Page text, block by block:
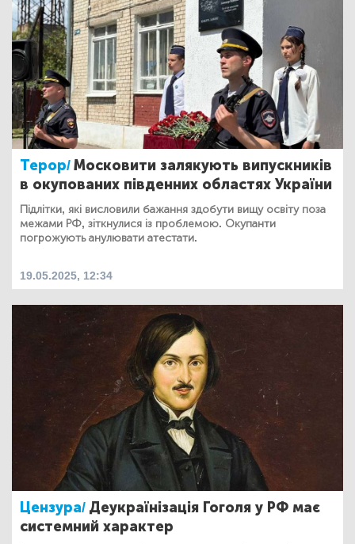
Терор/Московити залякують випускників
в окупованих південних областях України
Підлітки, які висловили бажання здобути вищу освіту поза
межами РФ, зіткнулися із проблемою. Окупанти
погрожують анулювати атестати.
19.05.2025, 12:34
Цензура/ Деукраїнізація Гоголя у РФ має
системний характер